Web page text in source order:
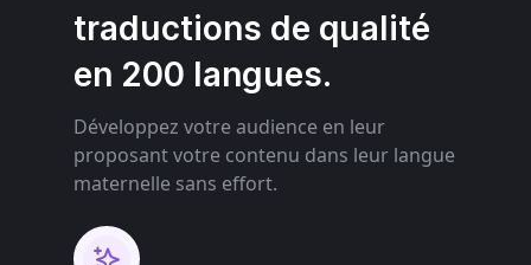
traductions de qualité
en 200 langues.
Développez votre audience en leur
proposant votre contenu dans leur langue
maternelle sans effort.